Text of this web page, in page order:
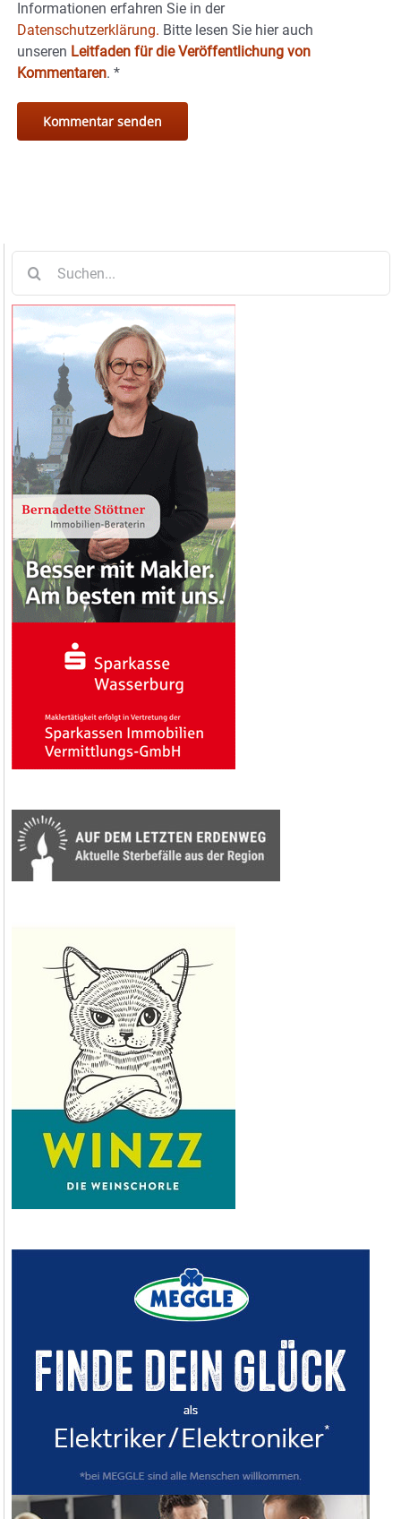
Informationen erfahren Sie in der
Datenschutzerklärung. Bitte lesen Sie hier auch
unseren Leitfaden für die Veröffentlichung von
Kommentaren. *
nach: